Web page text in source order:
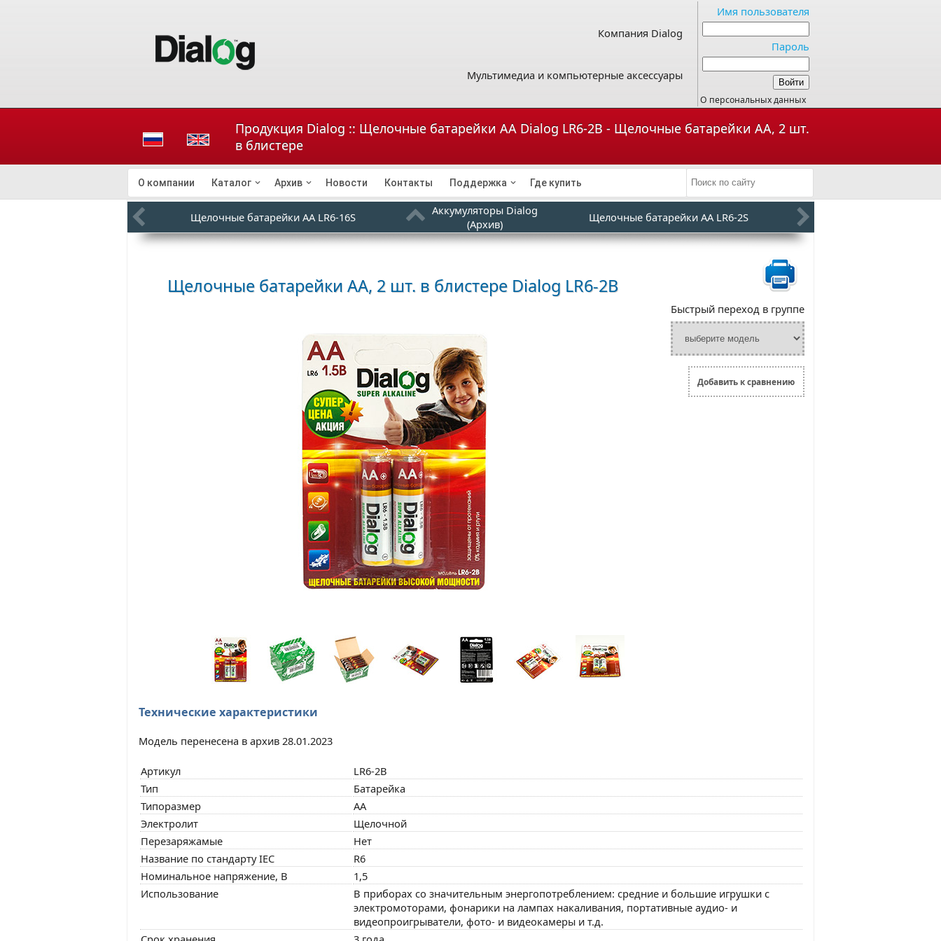
Компания Dialog
Мультимедиа и компьютерные аксессуары
Имя пользователя
Пароль
О персональных данных
Продукция Dialog :: Щелочные батарейки AA Dialog LR6-2B - Щелочные батарейки АА, 2 шт.
в блистере
О компании Каталог Архив Новости Контакты Поддержка Где купить
Щелочные батарейки AA LR6-16S
Аккумуляторы Dialog
(Архив)
Щелочные батарейки AA LR6-2S
Щелочные батарейки АА, 2 шт. в блистере Dialog LR6-2B
Быстрый переход в группе
Добавить к сравнению
Технические характеристики
Модель перенесена в архив 28.01.2023
Артикул
LR6-2B
Тип
Батарейка
Типоразмер
AA
Электролит
Щелочной
Перезаряжамые
Нет
Название по стандарту IEC
R6
Номинальное напряжение, В
1,5
Использование
В приборах со значительным энергопотреблением: средние и большие игрушки с
электромоторами, фонарики на лампах накаливания, портативные аудио- и
видеопроигрыватели, фото- и видеокамеры и т.д.